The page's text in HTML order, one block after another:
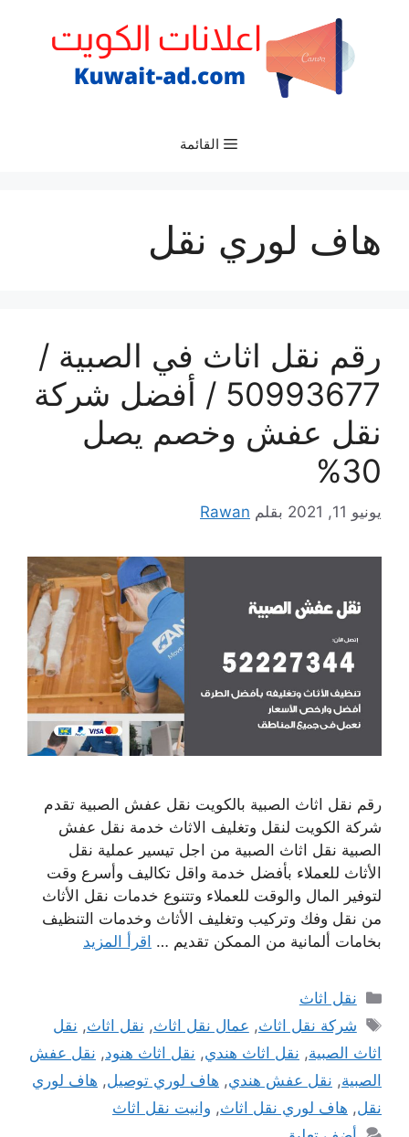
القائمة
هاف لوري نقل
رقم نقل اثاث في الصبية /
50993677 / أفضل شركة
نقل عفش وخصم يصل
30%
يونيو 11, 2021 بقلم Rawan
رقم نقل اثاث الصبية بالكويت نقل عفش الصبية تقدم
شركة الكويت لنقل وتغليف الاثاث خدمة نقل عفش
الصبية نقل اثاث الصبية من اجل تيسير عملية نقل
الأثاث للعملاء بأفضل خدمة واقل تكاليف وأسرع وقت
لتوفير المال والوقت للعملاء وتتنوع خدمات نقل الأثاث
من نقل وفك وتركيب وتغليف الأثاث وخدمات التنظيف
بخامات ألمانية من الممكن تقديم … اقرأ المزيد
التصنيفات
نقل اثاث
الوسوم
شركة نقل اثاث, عمال نقل اثاث, نقل اثاث, نقل
اثاث الصبية, نقل اثاث هندي, نقل اثاث هنود, نقل عفش
الصبية, نقل عفش هندي, هاف لوري توصيل, هاف لوري
نقل, هاف لوري نقل اثاث, وانيت نقل اثاث